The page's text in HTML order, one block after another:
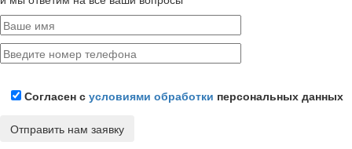
Согласен с условиями обработки персональных данных